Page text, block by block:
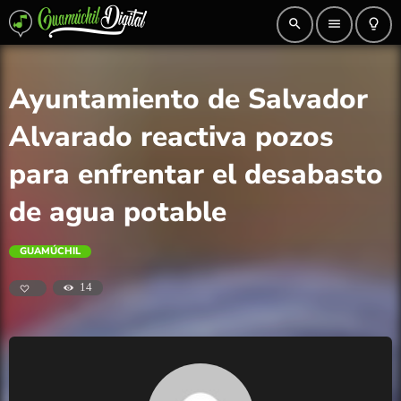
search menu lightbulb_outline
Ayuntamiento de Salvador
Alvarado reactiva pozos
para enfrentar el desabasto
de agua potable
GUAMÚCHIL
14